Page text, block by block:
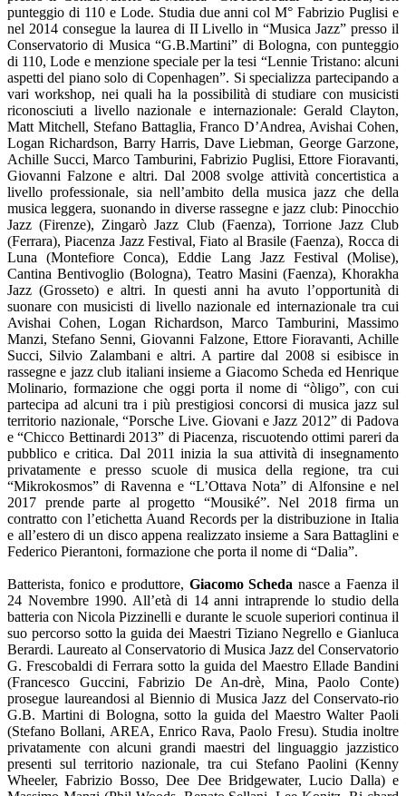
punteggio di 110 e Lode. Studia due anni col M° Fabrizio Puglisi e
nel 2014 consegue la laurea di II Livello in “Musica Jazz” presso il
Conservatorio di Musica “G.B.Martini” di Bologna, con punteggio
di 110, Lode e menzione speciale per la tesi “Lennie Tristano: alcuni
aspetti del piano solo di Copenhagen”. Si specializza partecipando a
vari workshop, nei quali ha la possibilità di studiare con musicisti
riconosciuti a livello nazionale e internazionale: Gerald Clayton,
Matt Mitchell, Stefano Battaglia, Franco D’Andrea, Avishai Cohen,
Logan Richardson, Barry Harris, Dave Liebman, George Garzone,
Achille Succi, Marco Tamburini, Fabrizio Puglisi, Ettore Fioravanti,
Giovanni Falzone e altri. Dal 2008 svolge attività concertistica a
livello professionale, sia nell’ambito della musica jazz che della
musica leggera, suonando in diverse rassegne e jazz club: Pinocchio
Jazz (Firenze), Zingarò Jazz Club (Faenza), Torrione Jazz Club
(Ferrara), Piacenza Jazz Festival, Fiato al Brasile (Faenza), Rocca di
Luna (Montefiore Conca), Eddie Lang Jazz Festival (Molise),
Cantina Bentivoglio (Bologna), Teatro Masini (Faenza), Khorakha
Jazz (Grosseto) e altri. In questi anni ha avuto l’opportunità di
suonare con musicisti di livello nazionale ed internazionale tra cui
Avishai Cohen, Logan Richardson, Marco Tamburini, Massimo
Manzi, Stefano Senni, Giovanni Falzone, Ettore Fioravanti, Achille
Succi, Silvio Zalambani e altri. A partire dal 2008 si esibisce in
rassegne e jazz club italiani insieme a Giacomo Scheda ed Henrique
Molinario, formazione che oggi porta il nome di “òligo”, con cui
partecipa ad alcuni tra i più prestigiosi concorsi di musica jazz sul
territorio nazionale, “Porsche Live. Giovani e Jazz 2012” di Padova
e “Chicco Bettinardi 2013” di Piacenza, riscuotendo ottimi pareri da
pubblico e critica. Dal 2011 inizia la sua attività di insegnamento
privatamente e presso scuole di musica della regione, tra cui
“Mikrokosmos” di Ravenna e “L’Ottava Nota” di Alfonsine e nel
2017 prende parte al progetto “Mousiké”. Nel 2018 firma un
contratto con l’etichetta Auand Records per la distribuzione in Italia
e all’estero di un disco appena realizzato insieme a Sara Battaglini e
Federico Pierantoni, formazione che porta il nome di “Dalia”.
Batterista, fonico e produttore, Giacomo Scheda nasce a Faenza il
24 Novembre 1990. All’età di 14 anni intraprende lo studio della
batteria con Nicola Pizzinelli e durante le scuole superiori continua il
suo percorso sotto la guida dei Maestri Tiziano Negrello e Gianluca
Berardi. Laureato al Conservatorio di Musica Jazz del Conservatorio
G. Frescobaldi di Ferrara sotto la guida del Maestro Ellade Bandini
(Francesco Guccini, Fabrizio De An-drè, Mina, Paolo Conte)
prosegue laureandosi al Biennio di Musica Jazz del Conservato-rio
G.B. Martini di Bologna, sotto la guida del Maestro Walter Paoli
(Stefano Bollani, AREA, Enrico Rava, Paolo Fresu). Studia inoltre
privatamente con alcuni grandi maestri del linguaggio jazzistico
presenti sul territorio nazionale, tra cui Stefano Paolini (Kenny
Wheeler, Fabrizio Bosso, Dee Dee Bridgewater, Lucio Dalla) e